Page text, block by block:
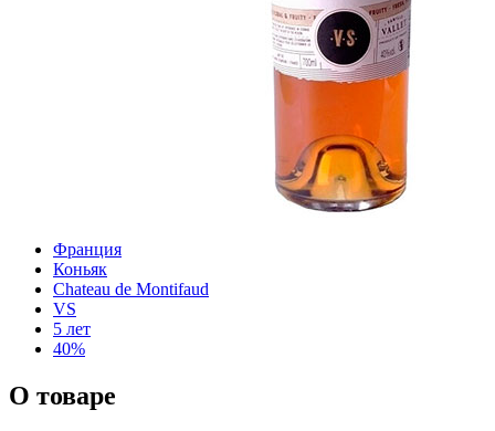
Франция
Коньяк
Chateau de Montifaud
VS
5 лет
40%
О товаре